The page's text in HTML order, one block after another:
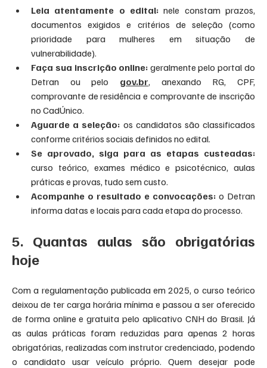
Leia atentamente o edital: nele constam prazos,
documentos exigidos e critérios de seleção (como
prioridade para mulheres em situação de
vulnerabilidade).
Faça sua inscrição online: geralmente pelo portal do
Detran ou pelo gov.br, anexando RG, CPF,
comprovante de residência e comprovante de inscrição
no CadÚnico.
Aguarde a seleção: os candidatos são classificados
conforme critérios sociais definidos no edital.
Se aprovado, siga para as etapas custeadas:
curso teórico, exames médico e psicotécnico, aulas
práticas e provas, tudo sem custo.
Acompanhe o resultado e convocações: o Detran
informa datas e locais para cada etapa do processo.
5. Quantas aulas são obrigatórias
hoje
Com a regulamentação publicada em 2025, o curso teórico
deixou de ter carga horária mínima e passou a ser oferecido
de forma online e gratuita pelo aplicativo CNH do Brasil. Já
as aulas práticas foram reduzidas para apenas 2 horas
obrigatórias, realizadas com instrutor credenciado, podendo
o candidato usar veículo próprio. Quem desejar pode